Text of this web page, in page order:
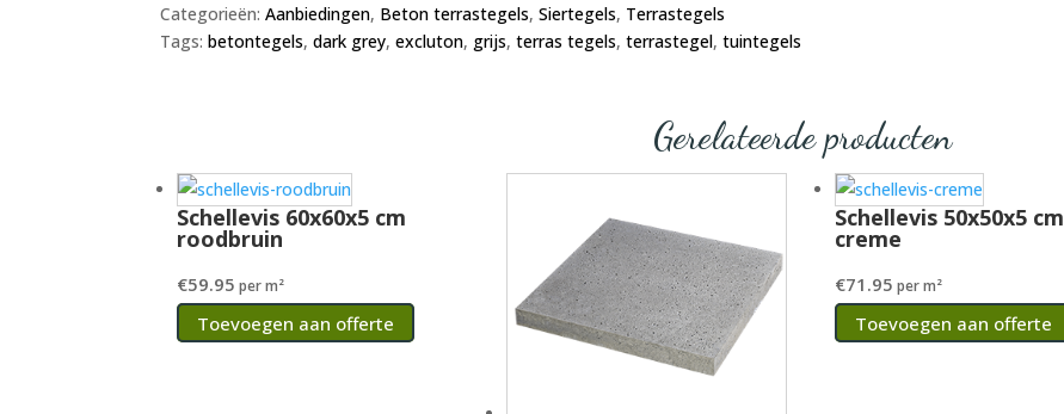
Categorieën:Aanbiedingen, Beton terrastegels,Siertegels, Terrastegels
Tags:betontegels,dark grey,excluton, grijs,terras tegels,terrastegel,tuintegels
Gerelateerde producten
Schellevis 60x60x5 cm
roodbruin
€59.95 per m²
Toevoegen aan offerte
Schellevis 50x50x5 cm
creme
€71.95 per m²
Toevoegen aan offerte